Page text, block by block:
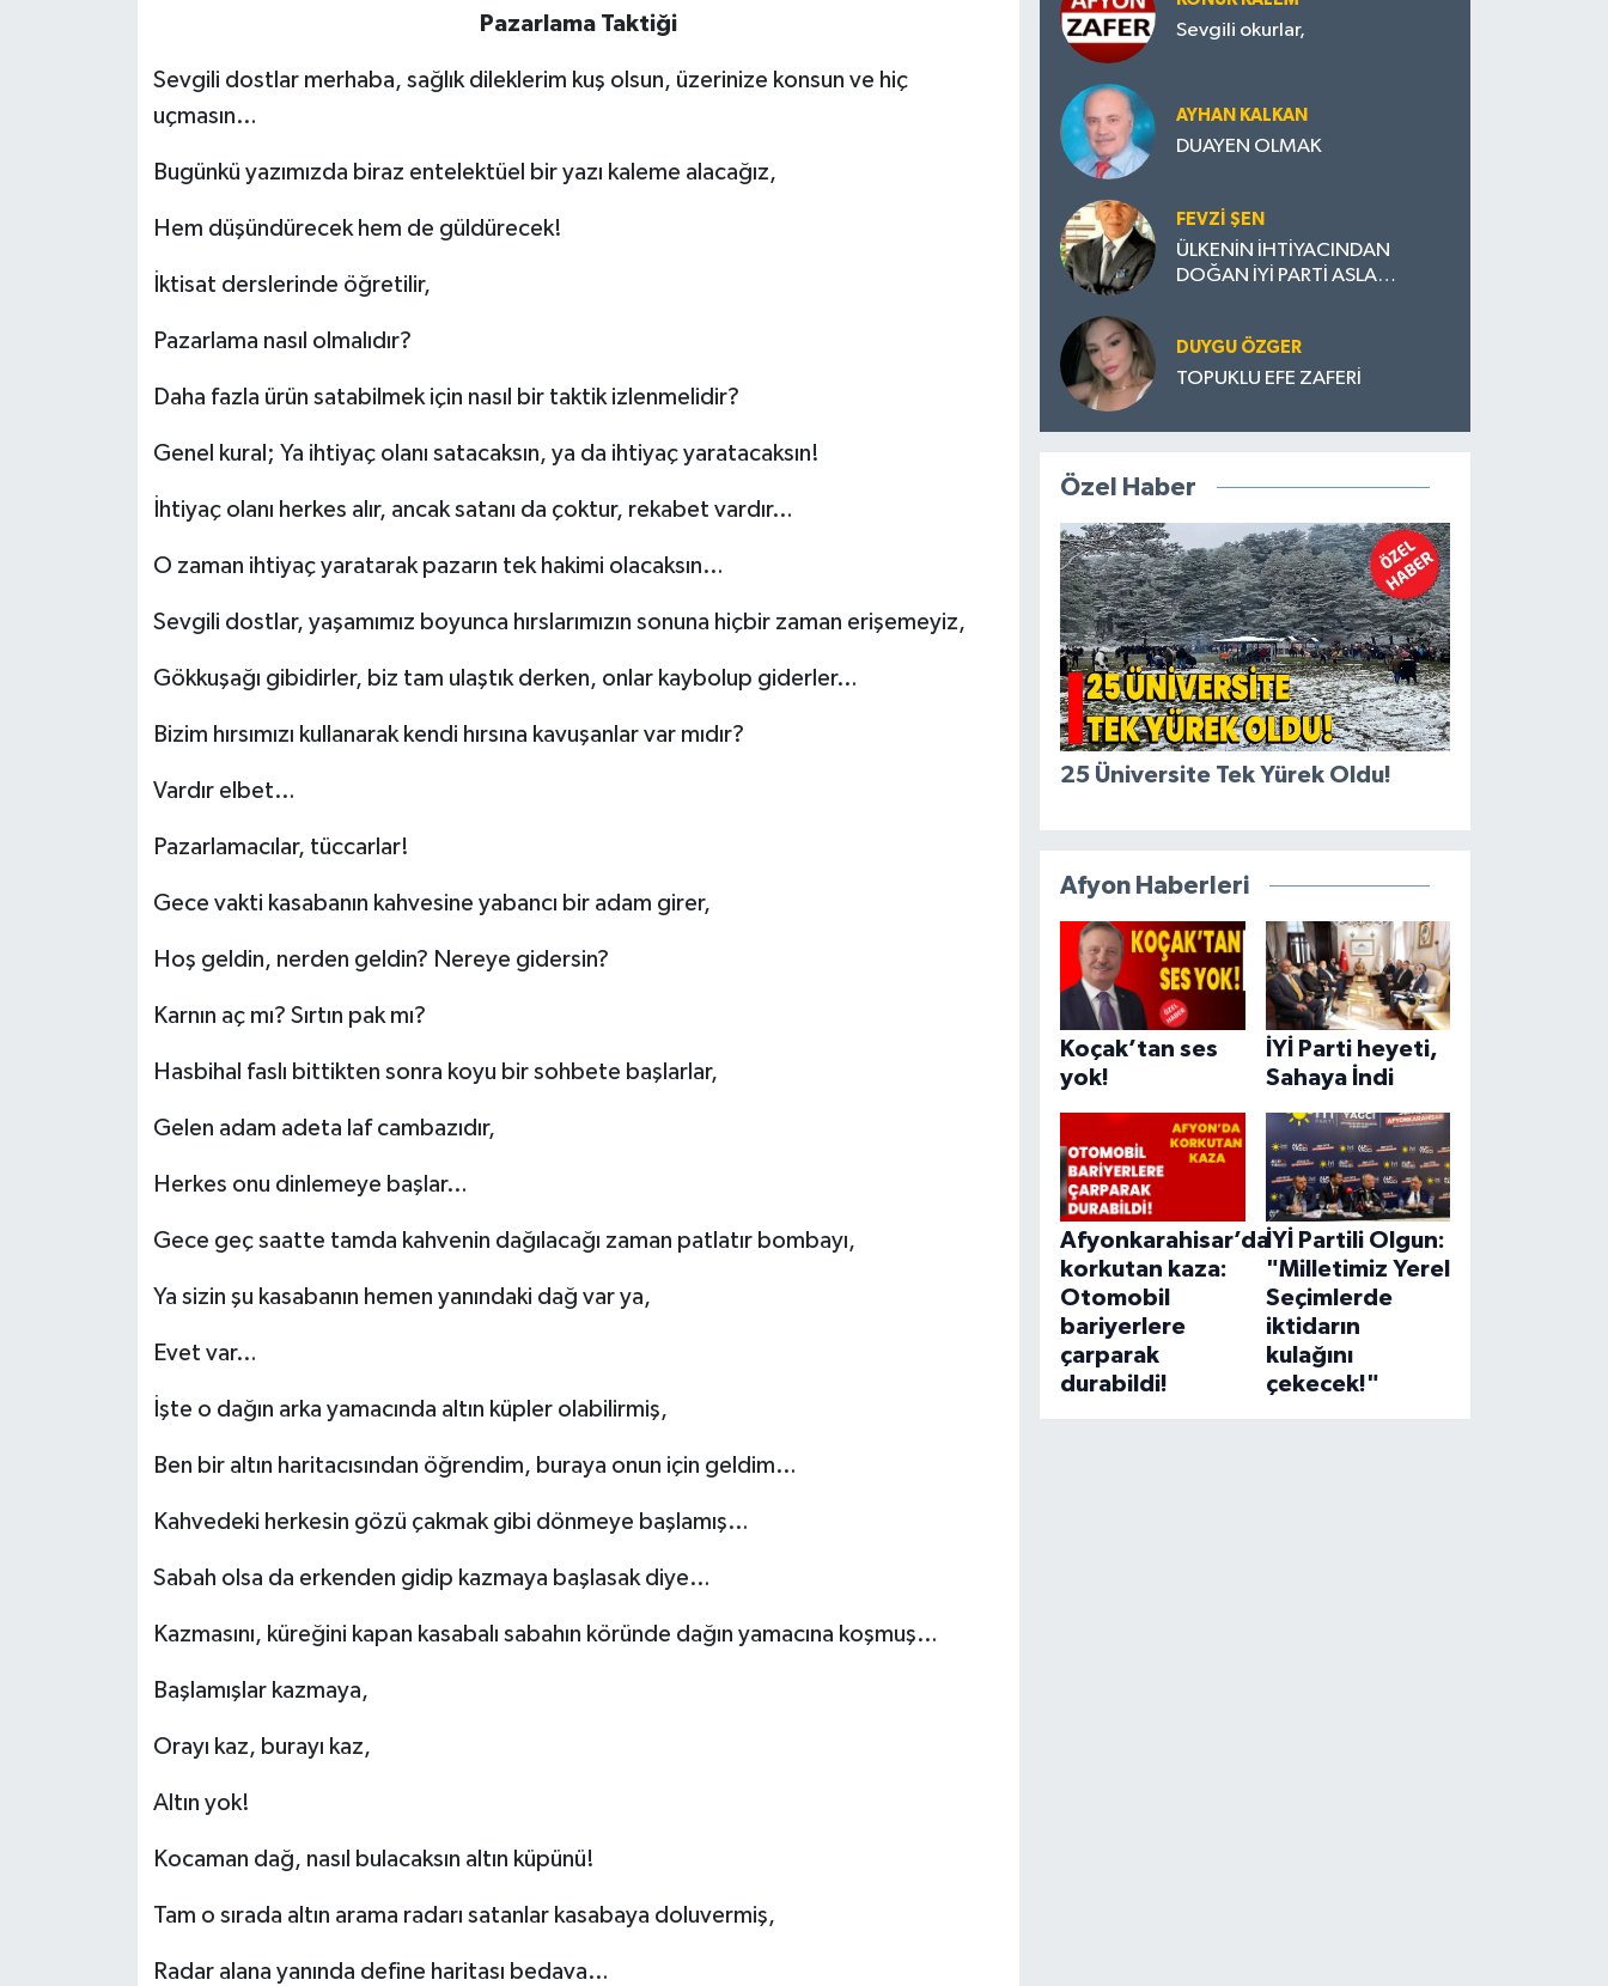
Pazarlama Taktiği
Sevgili dostlar merhaba, sağlık dileklerim kuş olsun, üzerinize konsun ve hiç
uçmasın…
Bugünkü yazımızda biraz entelektüel bir yazı kaleme alacağız,
Hem düşündürecek hem de güldürecek!
İktisat derslerinde öğretilir,
Pazarlama nasıl olmalıdır?
Daha fazla ürün satabilmek için nasıl bir taktik izlenmelidir?
Genel kural; Ya ihtiyaç olanı satacaksın, ya da ihtiyaç yaratacaksın!
İhtiyaç olanı herkes alır, ancak satanı da çoktur, rekabet vardır…
O zaman ihtiyaç yaratarak pazarın tek hakimi olacaksın…
Sevgili dostlar, yaşamımız boyunca hırslarımızın sonuna hiçbir zaman erişemeyiz,
Gökkuşağı gibidirler, biz tam ulaştık derken, onlar kaybolup giderler…
Bizim hırsımızı kullanarak kendi hırsına kavuşanlar var mıdır?
Vardır elbet…
Pazarlamacılar, tüccarlar!
Gece vakti kasabanın kahvesine yabancı bir adam girer,
Hoş geldin, nerden geldin? Nereye gidersin?
Karnın aç mı? Sırtın pak mı?
Hasbihal faslı bittikten sonra koyu bir sohbete başlarlar,
Gelen adam adeta laf cambazıdır,
Herkes onu dinlemeye başlar…
Gece geç saatte tamda kahvenin dağılacağı zaman patlatır bombayı,
Ya sizin şu kasabanın hemen yanındaki dağ var ya,
Evet var…
İşte o dağın arka yamacında altın küpler olabilirmiş,
Ben bir altın haritacısından öğrendim, buraya onun için geldim…
Kahvedeki herkesin gözü çakmak gibi dönmeye başlamış…
Sabah olsa da erkenden gidip kazmaya başlasak diye…
Kazmasını, küreğini kapan kasabalı sabahın köründe dağın yamacına koşmuş…
Başlamışlar kazmaya,
Orayı kaz, burayı kaz,
Altın yok!
Kocaman dağ, nasıl bulacaksın altın küpünü!
Tam o sırada altın arama radarı satanlar kasabaya doluvermiş,
Radar alana yanında define haritası bedava…
Sevgili okurlar,
AYHAN KALKAN
DUAYEN OLMAK
FEVZI ŞEN
ÜLKENİN İHTİYACINDAN
DOĞAN İYİ PARTİ ASLA
DUYGU ÖZGER
TOPUKLU EFE ZAFERİ
Özel Haber
25 Üniversite Tek Yürek Oldu!
Afyon Haberleri
Koçak’tan ses
yok!
İYİ Parti heyeti,
Sahaya İndi
Afyonkarahisar’da
korkutan kaza:
Otomobil
bariyerlere
çarparak
durabildi!
İYİ Partili Olgun:
"Milletimiz Yerel
Seçimlerde
iktidarın
kulağını
çekecek!"